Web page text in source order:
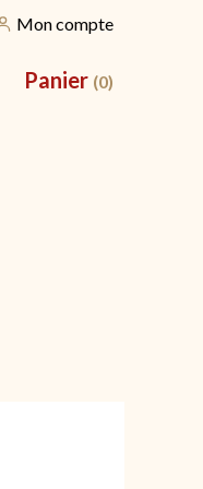
Mon compte
Panier (0)